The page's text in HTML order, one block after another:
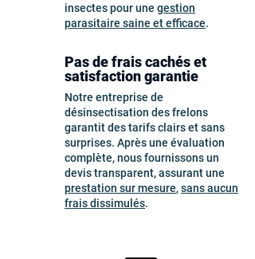
insectes pour une gestion
parasitaire saine et efficace.
Pas de frais cachés et
satisfaction garantie
Notre entreprise de
désinsectisation des frelons
garantit des tarifs clairs et sans
surprises. Après une évaluation
complète, nous fournissons un
devis transparent, assurant une
prestation sur mesure,sans aucun
frais dissimulés.